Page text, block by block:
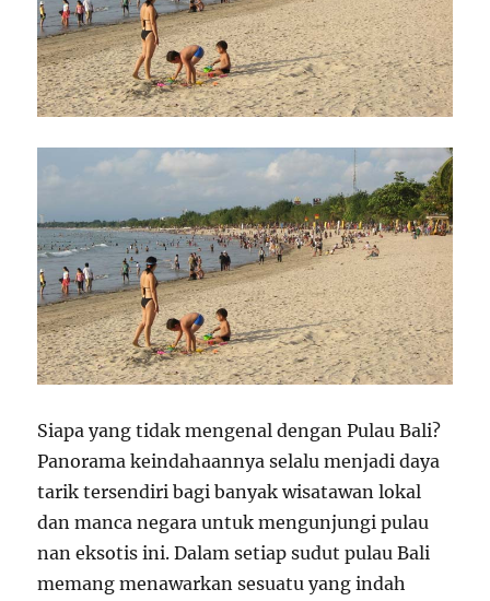
Siapa yang tidak mengenal dengan Pulau Bali?
Panorama keindahaannya selalu menjadi daya
tarik tersendiri bagi banyak wisatawan lokal
dan manca negara untuk mengunjungi pulau
nan eksotis ini. Dalam setiap sudut pulau Bali
memang menawarkan sesuatu yang indah